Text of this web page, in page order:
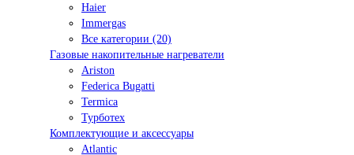
Haier
Immergas
Все категории (20)
Газовые накопительные нагреватели
Ariston
Federica Bugatti
Termica
Турботех
Комплектующие и аксессуары
Atlantic